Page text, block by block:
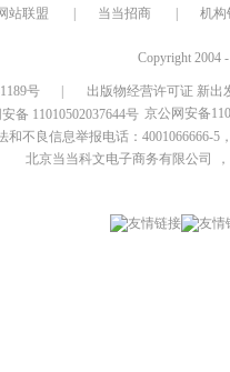
站联盟 当当招商 机构
Copyright 2004
号
出版物经营许可证 新出
京公网安备
和不良信息举报电话：4001066666-5
北京当当科文电子商务有限公司